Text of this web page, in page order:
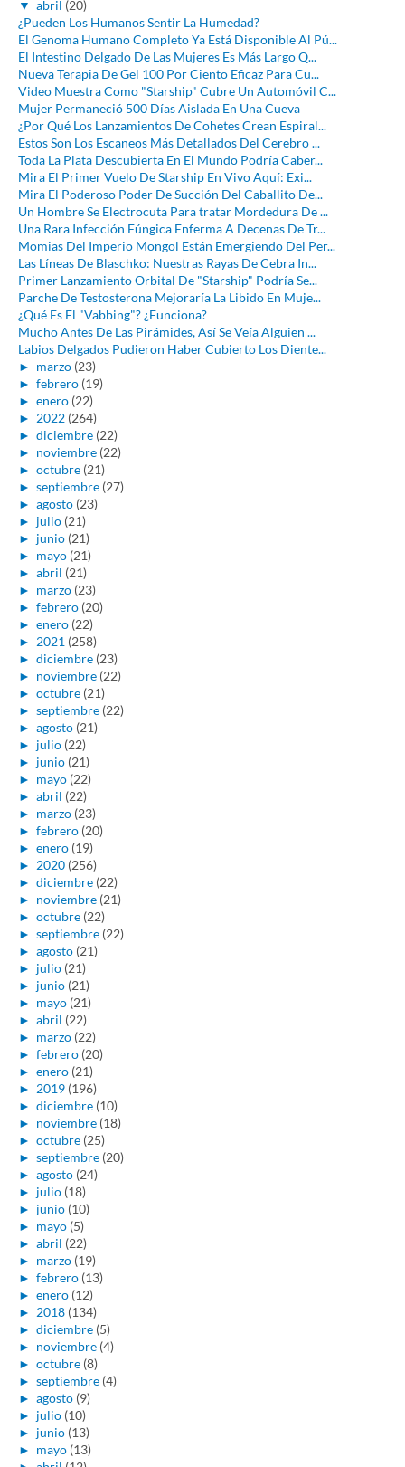
▼ abril (20)
¿Pueden Los Humanos Sentir La Humedad?
El Genoma Humano Completo Ya Está Disponible Al Pú...
El Intestino Delgado De Las Mujeres Es Más Largo Q...
Nueva Terapia De Gel 100 Por Ciento Eficaz Para Cu...
Video Muestra Como "Starship" Cubre Un Automóvil C...
Mujer Permaneció 500 Días Aislada En Una Cueva
¿Por Qué Los Lanzamientos De Cohetes Crean Espiral...
Estos Son Los Escaneos Más Detallados Del Cerebro ...
Toda La Plata Descubierta En El Mundo Podría Caber...
Mira El Primer Vuelo De Starship En Vivo Aquí: Exi...
Mira El Poderoso Poder De Succión Del Caballito De...
Un Hombre Se Electrocuta Para tratar Mordedura De ...
Una Rara Infección Fúngica Enferma A Decenas De Tr...
Momias Del Imperio Mongol Están Emergiendo Del Per...
Las Líneas De Blaschko: Nuestras Rayas De Cebra In...
Primer Lanzamiento Orbital De "Starship" Podría Se...
Parche De Testosterona Mejoraría La Libido En Muje...
¿Qué Es El "Vabbing"? ¿Funciona?
Mucho Antes De Las Pirámides, Así Se Veía Alguien ...
Labios Delgados Pudieron Haber Cubierto Los Diente...
► marzo (23)
► febrero (19)
► enero (22)
► 2022 (264)
► diciembre (22)
► noviembre (22)
► octubre (21)
► septiembre (27)
► agosto (23)
► julio (21)
► junio (21)
► mayo (21)
► abril (21)
► marzo (23)
► febrero (20)
► enero (22)
► 2021 (258)
► diciembre (23)
► noviembre (22)
► octubre (21)
► septiembre (22)
► agosto (21)
► julio (22)
► junio (21)
► mayo (22)
► abril (22)
► marzo (23)
► febrero (20)
► enero (19)
► 2020 (256)
► diciembre (22)
► noviembre (21)
► octubre (22)
► septiembre (22)
► agosto (21)
► julio (21)
► junio (21)
► mayo (21)
► abril (22)
► marzo (22)
► febrero (20)
► enero (21)
► 2019 (196)
► diciembre (10)
► noviembre (18)
► octubre (25)
► septiembre (20)
► agosto (24)
► julio (18)
► junio (10)
► mayo (5)
► abril (22)
► marzo (19)
► febrero (13)
► enero (12)
► 2018 (134)
► diciembre (5)
► noviembre (4)
► octubre (8)
► septiembre (4)
► agosto (9)
► julio (10)
► junio (13)
► mayo (13)